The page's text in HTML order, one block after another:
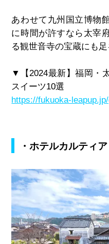
あわせて九州国立博物
に時間が許すなら太宰
る観世音寺の宝蔵にも
▼【2024最新】福岡・
スイーツ10選
https://fukuoka-
・ホテルカルティ